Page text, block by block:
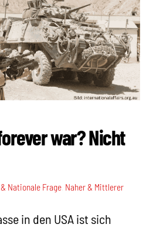
war? Nicht
Nationale Frage Naher & Mittlerer
in den USA ist sich